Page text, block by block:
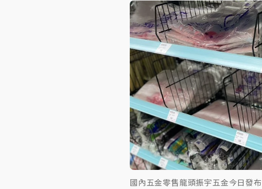
國內五金零售龍頭振宇五金今日發